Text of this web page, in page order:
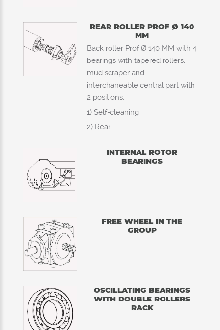
REAR ROLLER PROF Ø 140
MM
Back roller Prof Ø 140 MM with 4
bearings with tapered rollers,
mud scraper and
interchaneable central part with
2 positions:
1) Self-cleaning
2) Rear
INTERNAL ROTOR
BEARINGS
FREE WHEEL IN THE
GROUP
OSCILLATING BEARINGS
WITH DOUBLE ROLLERS
RACK